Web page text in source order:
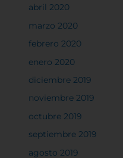
abril 2020
marzo 2020
febrero 2020
enero 2020
diciembre 2019
noviembre 2019
octubre 2019
septiembre 2019
agosto 2019